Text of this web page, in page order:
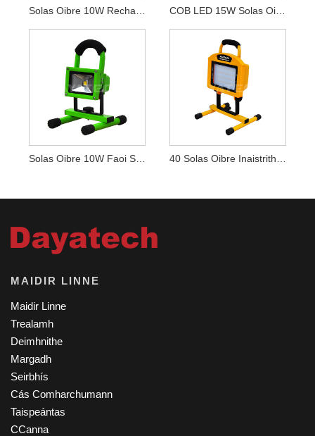
Solas Oibre 10W Faoi Stiúir Inaistrithe Dath Glas Inaistrithe
MAIDIR LINNE
Maidir Linne
Trealamh
Deimhnithe
Margadh
Seirbhís
Cás Comharchumann
Taispeántas
CCanna